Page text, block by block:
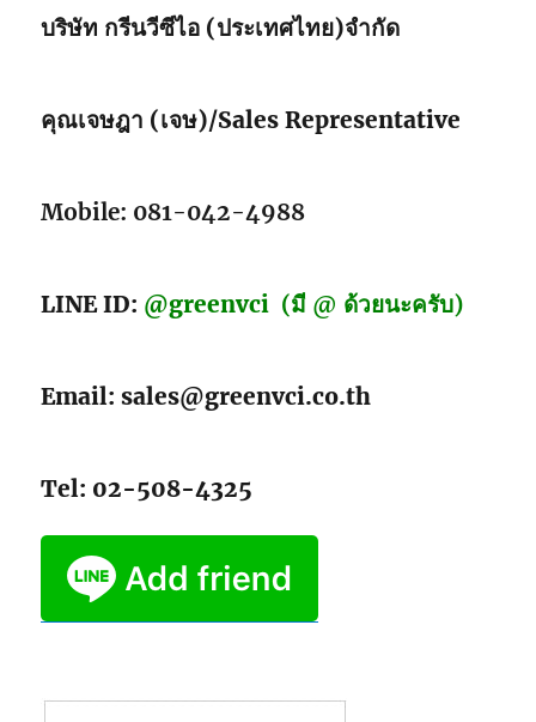
บริษัท กรีนวีซีไอ (ประเทศไทย)จำกัด
คุณเจษฎา (เจษ)/Sales Representative
Mobile: 081-042-4988
LINE ID: @greenvci (มี @ ด้วยนะครับ)
Email: sales@greenvci.co.th
Tel: 02-508-4325